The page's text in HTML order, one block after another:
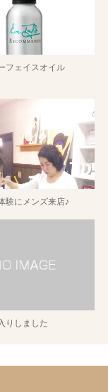
フェイスオイル
験にメンズ来店♪
りしました